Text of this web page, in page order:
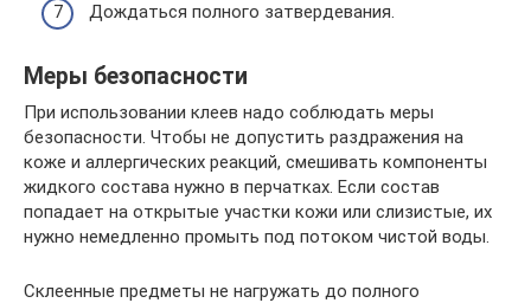
Дождаться полного затвердевания.
Меры безопасности
При использовании клеев надо соблюдать меры
безопасности. Чтобы не допустить раздражения на
коже и аллергических реакций, смешивать компоненты
жидкого состава нужно в перчатках. Если состав
попадает на открытые участки кожи или слизистые, их
нужно немедленно промыть под потоком чистой воды.
Склеенные предметы не нагружать до полного